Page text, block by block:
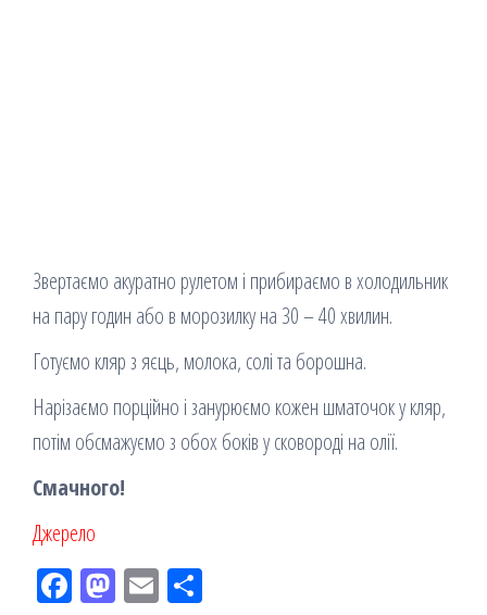
Звертаємо акуратно рулетом і прибираємо в холодильник
на пару годин або в морозилку на 30 – 40 хвилин.
Готуємо кляр з яєць, молока, солі та борошна.
Нарізаємо порційно і занурюємо кожен шматочок у кляр,
потім обсмажуємо з обох боків у сковороді на олії.
Смачного!
Джерело
Fac M Em